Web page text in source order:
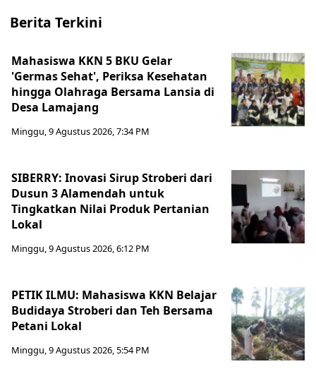
Berita Terkini
Mahasiswa KKN 5 BKU Gelar
'Germas Sehat', Periksa Kesehatan
hingga Olahraga Bersama Lansia di
Desa Lamajang
Minggu, 9 Agustus 2026, 7:34 PM
SIBERRY: Inovasi Sirup Stroberi dari
Dusun 3 Alamendah untuk
Tingkatkan Nilai Produk Pertanian
Lokal
Minggu, 9 Agustus 2026, 6:12 PM
PETIK ILMU: Mahasiswa KKN Belajar
Budidaya Stroberi dan Teh Bersama
Petani Lokal
Minggu, 9 Agustus 2026, 5:54 PM